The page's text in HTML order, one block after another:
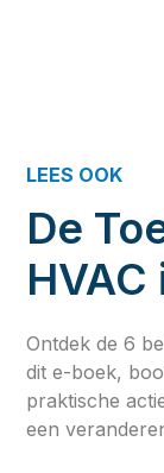
LEES OOK
De
Ontdek de 6
dit e-boek,
praktische
een